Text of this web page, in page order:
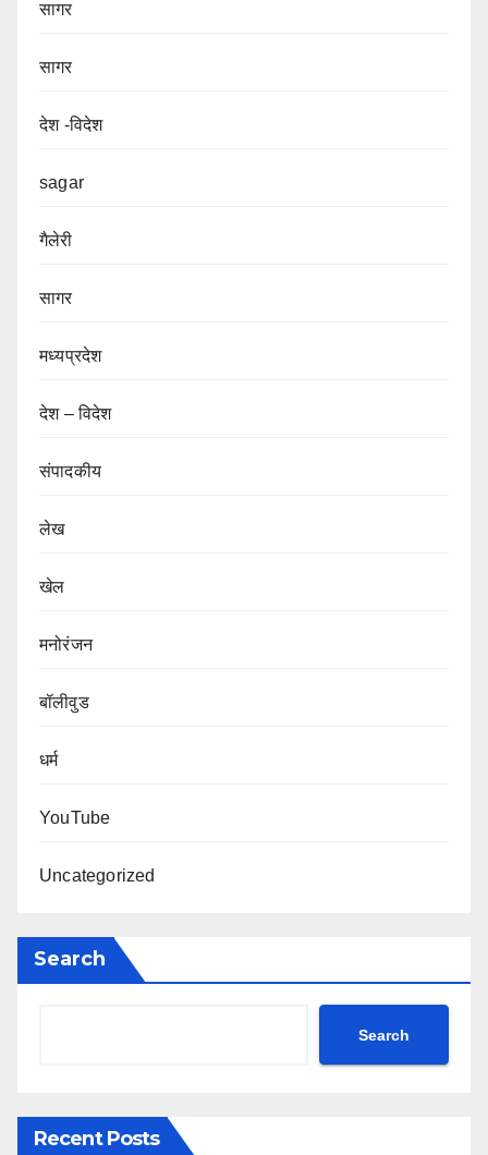
सागर
सागर
देश -विदेश
sagar
गैलेरी
सागर
मध्यप्रदेश
देश – विदेश
संपादकीय
लेख
खेल
मनोरंजन
बॉलीवुड
धर्म
YouTube
Uncategorized
Search
Search
Recent Posts